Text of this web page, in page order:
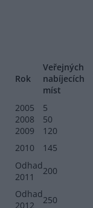
Rok
Veřejných
nabíjecích
míst
2005
5
2008
50
2009
120
2010
145
Odhad
2011
200
Odhad
2012
250